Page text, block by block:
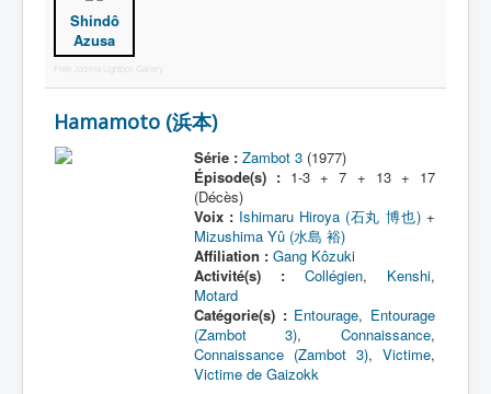
Shindô
Azusa
Hamamoto (浜本)
Série : Zambot 3(1977)
Épisode(s) : 1-3 + 7 + 13 + 17
(Décès)
Voix : Ishimaru Hiroya (石丸 博也) +
Mizushima Yû (水島 裕)
Affiliation : Gang Kôzuki
Activité(s) :
Collégien, Kenshi,
Motard
Catégorie(s) : Entourage, Entourage
(Zambot 3), Connaissance,
Connaissance (Zambot 3), Victime,
Victime de Gaizokk